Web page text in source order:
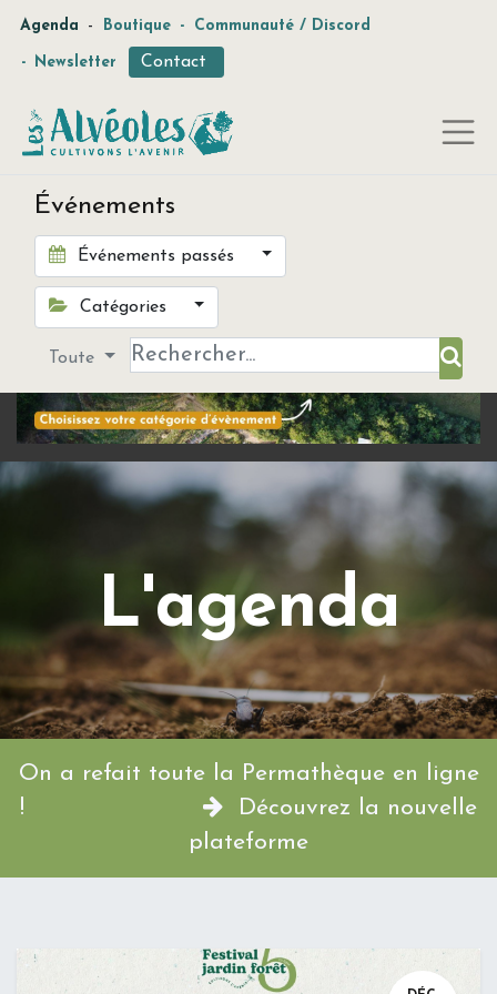
Agenda - Boutique - Communauté / Discord
- Newsletter Contact
Événements
Événements passés
Catégories
Toute
L'agenda
On a refait toute la Permathèque en ligne
!
Découvrez la nouvelle
plateforme